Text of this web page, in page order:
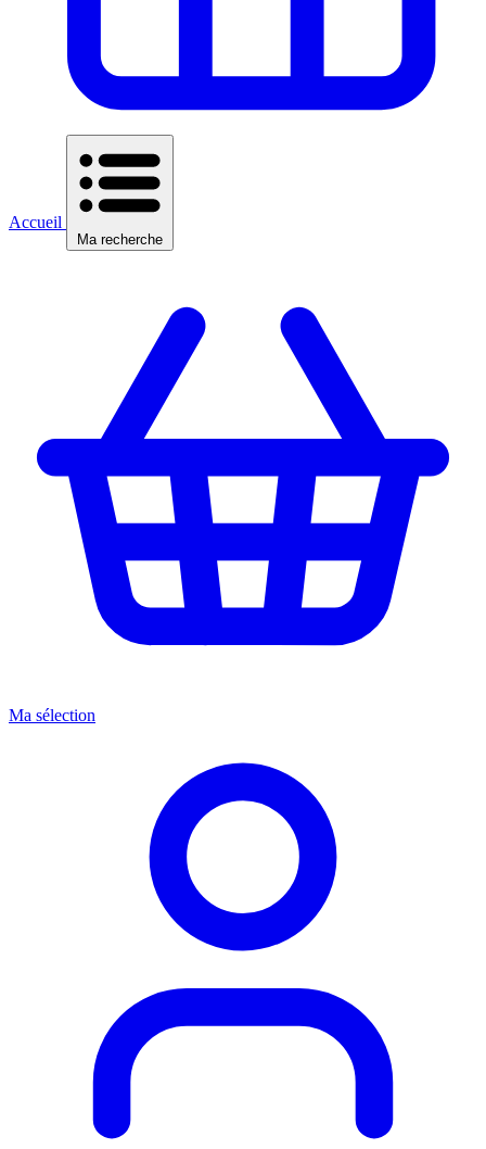
Accueil
Ma recherche
Ma sélection